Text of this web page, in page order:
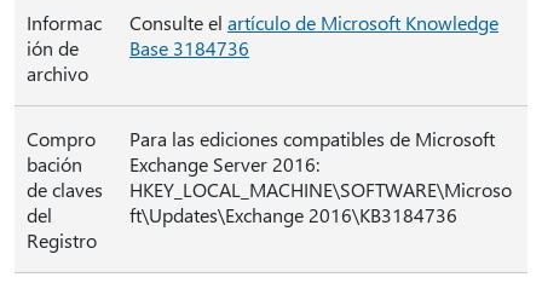
Informac
ión de
archivo
Consulte el artículo de Microsoft Knowledge
Base 3184736
Compro
bación
de claves
del
Registro
Para las ediciones compatibles de Microsoft
Exchange Server 2016:
HKEY_LOCAL_MACHINE\SOFTWARE\Microso
ft\Updates\Exchange 2016\KB3184736